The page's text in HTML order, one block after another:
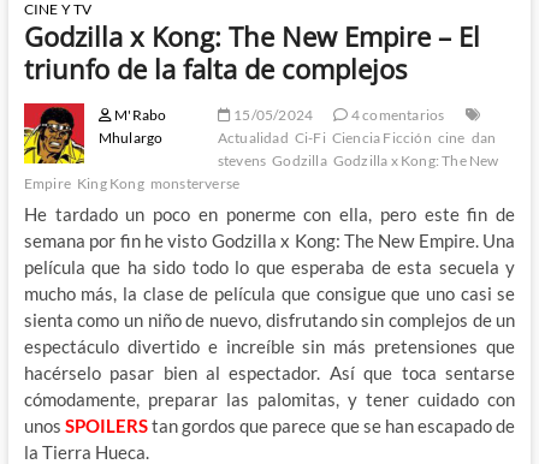
CINE Y TV
Godzilla x Kong: The New Empire – El
triunfo de la falta de complejos
M'Rabo
Mhulargo
15/05/2024
4 comentarios
Actualidad Ci-Fi Ciencia Ficción cine dan
stevens Godzilla Godzilla x Kong: The New
Empire King Kong monsterverse
He tardado un poco en ponerme con ella, pero este fin de
semana por fin he visto Godzilla x Kong: The New Empire. Una
película que ha sido todo lo que esperaba de esta secuela y
mucho más, la clase de película que consigue que uno casi se
sienta como un niño de nuevo, disfrutando sin complejos de un
espectáculo divertido e increíble sin más pretensiones que
hacérselo pasar bien al espectador. Así que toca sentarse
cómodamente, preparar las palomitas, y tener cuidado con
unos SPOILERStan gordos que parece que se han escapado de
la Tierra Hueca.